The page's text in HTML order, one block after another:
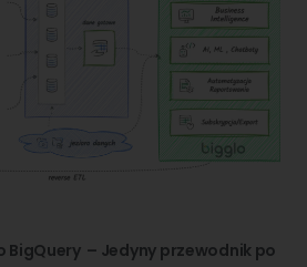
BigQuery – Jedyny przewodnik po